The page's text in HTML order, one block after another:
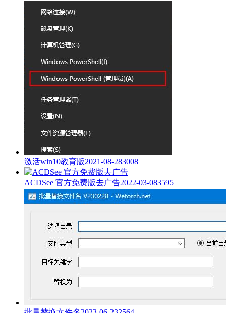
激活win10教育版2021-08-283008
ACDSee 官方免费版去广告2022-03-083595